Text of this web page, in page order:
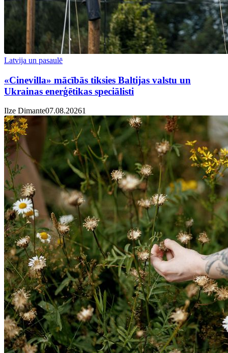
Latvija un pasaulē
«Cinevilla» mācībās tiksies Baltijas valstu un
Ukrainas enerģētikas speciālisti
Ilze Dimante07.08.20261